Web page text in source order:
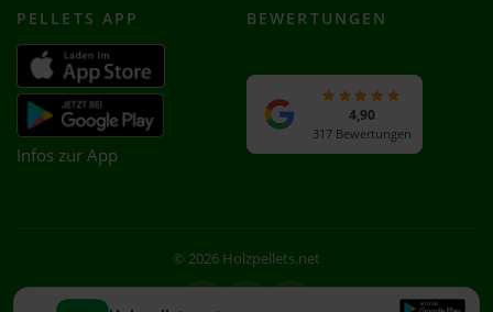
PELLETS APP
Infos zur App
BEWERTUNGEN
4,90
317 Bewertungen
© 2026 Holzpellets.net